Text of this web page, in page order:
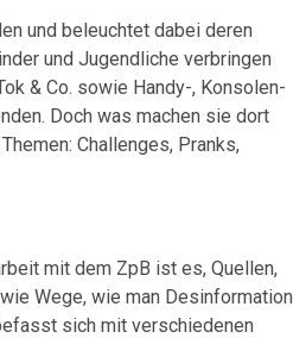
und beleuchtet dabei deren
und Jugendliche verbringen
& Co. sowie Handy-, Konsolen-
Doch was machen sie dort
Challenges, Pranks,
mit dem ZpB ist es, Quellen,
Wege, wie man Desinformation
sich mit verschiedenen